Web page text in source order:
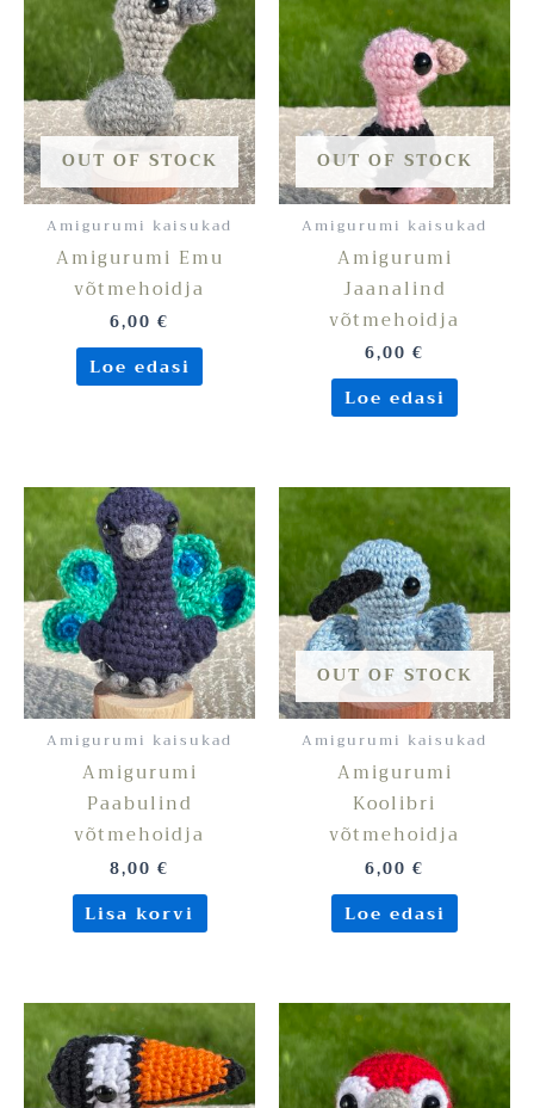
OUT OF STOCK
Amigurumi kaisukad
Amigurumi Emu
võtmehoidja
6,00 €
Loe edasi
OUT OF STOCK
Amigurumi kaisukad
Amigurumi
Jaanalind
võtmehoidja
6,00 €
Loe edasi
Amigurumi kaisukad
Amigurumi
Paabulind
võtmehoidja
8,00 €
Lisa korvi
OUT OF STOCK
Amigurumi kaisukad
Amigurumi
Koolibri
võtmehoidja
6,00 €
Loe edasi